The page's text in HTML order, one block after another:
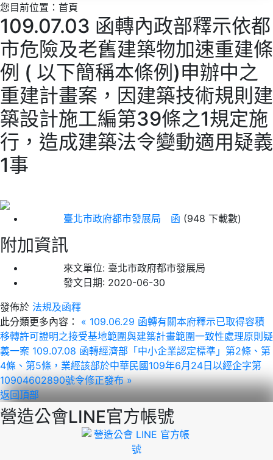
您目前位置： 首頁
109.07.03 函轉內政部釋示依都
市危險及老舊建築物加速重建條
例 ( 以下簡稱本條例)申辦中之
重建計畫案，因建築技術規則建
築設計施工編第39條之1規定施
行，造成建築法令變動適用疑義
1事
臺北市政府都市發展局 函 (948 下載數)
附加資訊
來文單位: 臺北市政府都市發展局
發文日期: 2020-06-30
發佈於 法規及函釋
此分類更多內容：
« 109.06.29 函轉有關本府釋示已取得容積
移轉許可證明之接受基地範圍與建築計畫範圍一致性處理原則疑
義一案 109.07.08 函轉經濟部「中小企業認定標準」第2條、第
4條、第5條，業經該部於中華民國109年6月24日以經企字第
10904602890號令修正發布 »
返回頂部
營造公會LINE官方帳號